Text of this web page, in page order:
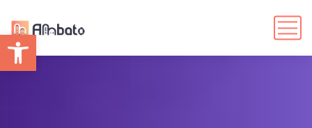
Abrir barra de herramientas